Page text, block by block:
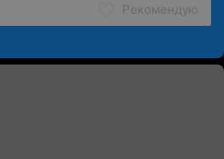
Рекомендую